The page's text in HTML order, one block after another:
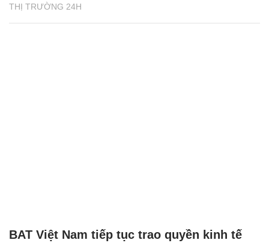
THỊ TRƯỜNG 24H
BAT Việt Nam tiếp tục trao quyền kinh tế